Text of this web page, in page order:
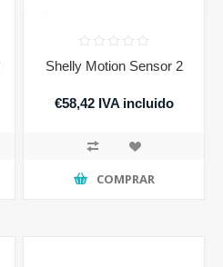
Shelly Motion Sensor 2
€58,42 IVA incluido
COMPRAR